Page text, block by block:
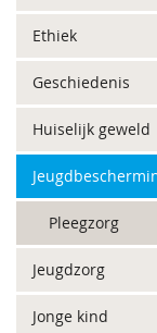
Ethiek
Geschiedenis
Huiselijk geweld
Pleegzorg
Jeugdzorg
Jonge kind